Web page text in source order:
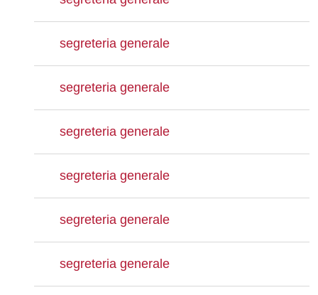
segreteria generale
segreteria generale
segreteria generale
segreteria generale
segreteria generale
segreteria generale